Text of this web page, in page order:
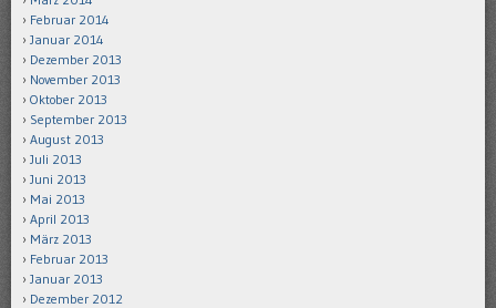
Februar 2014
Januar 2014
Dezember 2013
November 2013
Oktober 2013
September 2013
August 2013
Juli 2013
Juni 2013
Mai 2013
April 2013
März 2013
Februar 2013
Januar 2013
Dezember 2012